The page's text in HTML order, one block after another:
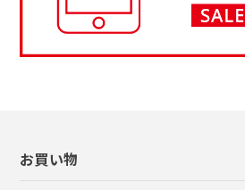
お買い物